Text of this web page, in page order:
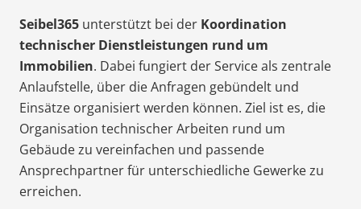
Seibel365 unterstützt bei der Koordination
technischer Dienstleistungen rund um
Immobilien. Dabei fungiert der Service als zentrale
Anlaufstelle, über die Anfragen gebündelt und
Einsätze organisiert werden können. Ziel ist es, die
Organisation technischer Arbeiten rund um
Gebäude zu vereinfachen und passende
Ansprechpartner für unterschiedliche Gewerke zu
erreichen.